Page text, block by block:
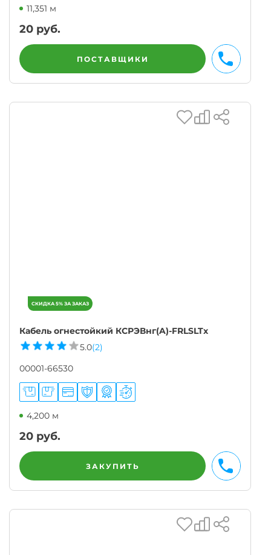
11,351 м
20 руб.
ПОСТАВЩИКИ
Кабель огнестойкий КСРЭВнг(A)-FRLSLTx
5.0(2)
00001-66530
4,200 м
20 руб.
ЗАКУПИТЬ